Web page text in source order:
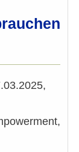
und
Frau